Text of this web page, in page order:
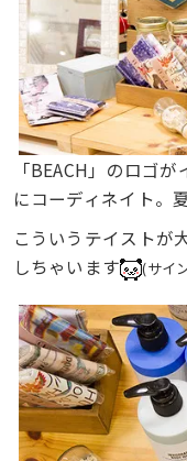
「BEACH」のロゴ
にコーディネイト。
こういうテイストが
しちゃいます
(サイ